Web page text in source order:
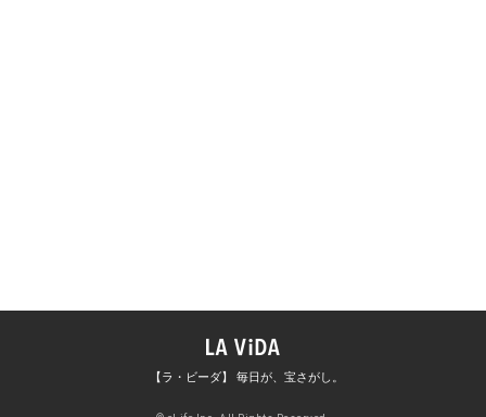
【ラ・ビーダ】 毎日が、宝さがし。